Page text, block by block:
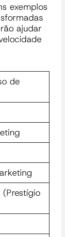
exemplos
ajudar
de